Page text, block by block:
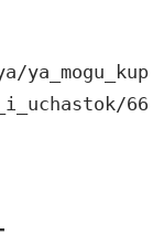
ya_mogu_kup
66